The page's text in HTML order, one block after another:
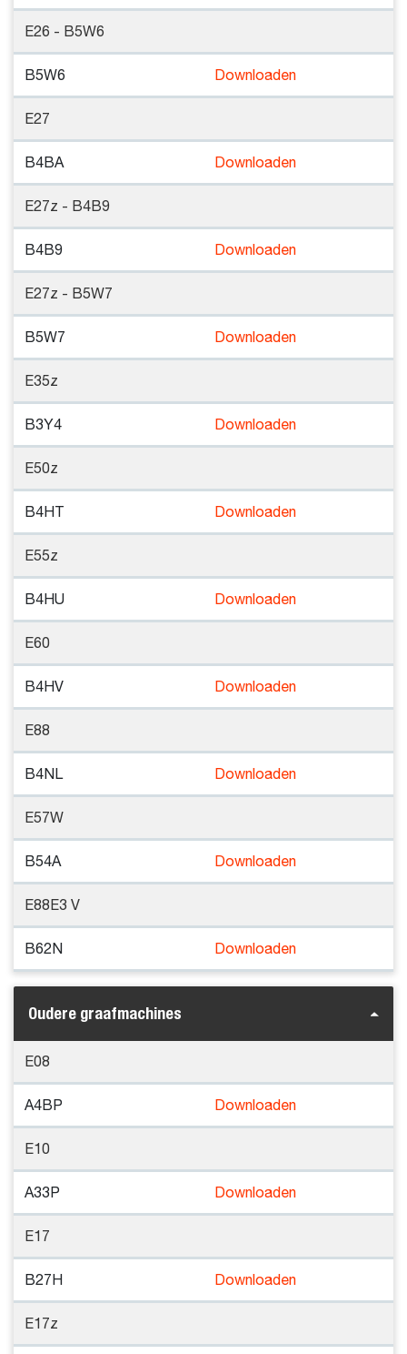
E26 - B5W6
B5W6 Downloaden
E27
B4BA Downloaden
E27z - B4B9
B4B9 Downloaden
E27z - B5W7
B5W7 Downloaden
E35z
B3Y4 Downloaden
E50z
B4HT Downloaden
E55z
B4HU Downloaden
E60
B4HV Downloaden
E88
B4NL Downloaden
E57W
B54A Downloaden
E88E3 V
B62N Downloaden
Oudere graafmachines
E08
A4BP Downloaden
E10
A33P Downloaden
E17
B27H Downloaden
E17z